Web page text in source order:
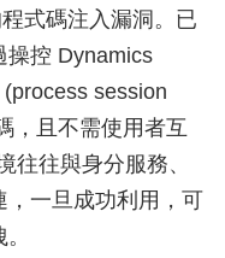
式碼注入漏洞。已
操控 Dynamics
session
，且不需使用者互
往往與身分服務、
，一旦成功利用，可